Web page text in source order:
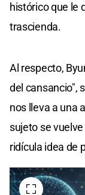
histórico que le
trascienda.
Al respecto,
del cansancio",
nos lleva a una
sujeto se
ridícula idea de